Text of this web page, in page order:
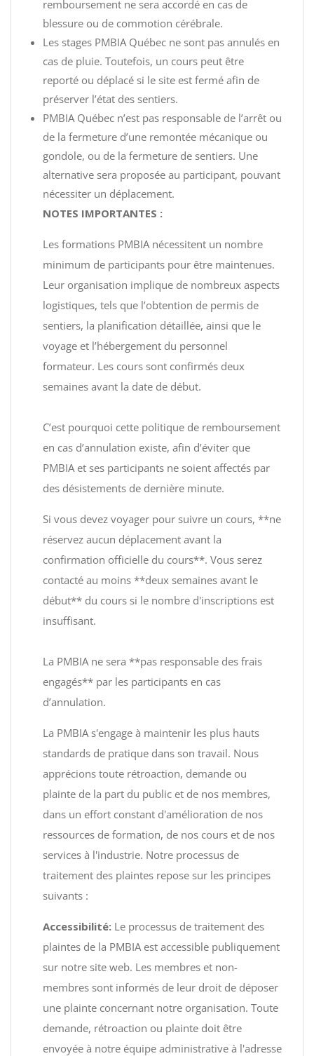
remboursement ne sera accordé en cas de
blessure ou de commotion cérébrale.
Les stages PMBIA Québec ne sont pas annulés en
cas de pluie. Toutefois, un cours peut être
reporté ou déplacé si le site est fermé afin de
préserver l’état des sentiers.
PMBIA Québec n’est pas responsable de l’arrêt ou
de la fermeture d’une remontée mécanique ou
gondole, ou de la fermeture de sentiers. Une
alternative sera proposée au participant, pouvant
nécessiter un déplacement.
NOTES IMPORTANTES :
Les formations PMBIA nécessitent un nombre
minimum de participants pour être maintenues.
Leur organisation implique de nombreux aspects
logistiques, tels que l’obtention de permis de
sentiers, la planification détaillée, ainsi que le
voyage et l’hébergement du personnel
formateur. Les cours sont confirmés deux
semaines avant la date de début.
C’est pourquoi cette politique de remboursement
en cas d’annulation existe, afin d’éviter que
PMBIA et ses participants ne soient affectés par
des désistements de dernière minute.
Si vous devez voyager pour suivre un cours, **ne
réservez aucun déplacement avant la
confirmation officielle du cours**. Vous serez
contacté au moins **deux semaines avant le
début** du cours si le nombre d'inscriptions est
insuffisant.
La PMBIA ne sera **pas responsable des frais
engagés** par les participants en cas
d’annulation.
La PMBIA s'engage à maintenir les plus hauts
standards de pratique dans son travail. Nous
apprécions toute rétroaction, demande ou
plainte de la part du public et de nos membres,
dans un effort constant d'amélioration de nos
ressources de formation, de nos cours et de nos
services à l'industrie. Notre processus de
traitement des plaintes repose sur les principes
suivants :
Accessibilité: Le processus de traitement des
plaintes de la PMBIA est accessible publiquement
sur notre site web. Les membres et non-
membres sont informés de leur droit de déposer
une plainte concernant notre organisation. Toute
demande, rétroaction ou plainte doit être
envoyée à notre équipe administrative à l'adresse